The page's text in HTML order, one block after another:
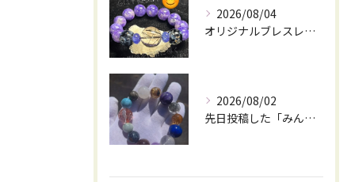
2026/08/04
オリジナルブレスレット作成してみました😊
2026/08/02
先日投稿した「みんなを笑顔にしてくれるブレスレット」に